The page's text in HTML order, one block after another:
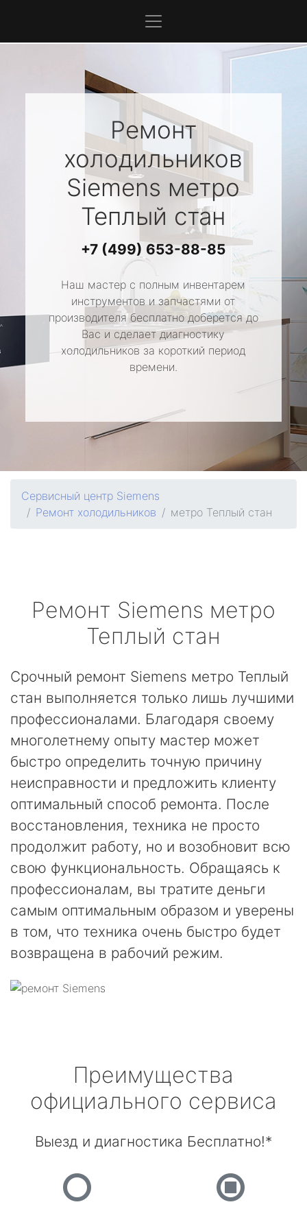
Ремонт
холодильников
Siemens метро
Теплый стан
+7 (499) 653-88-85
Наш мастер с полным инвентарем
инструментов и запчастями от
производителя бесплатно доберется до
Вас и сделает диагностику
холодильников за короткий период
времени.
Сервисный центр Siemens
Ремонт холодильников
метро Теплый стан
Ремонт Siemens метро
Теплый стан
Срочный ремонт Siemens метро Теплый
стан выполняется только лишь лучшими
профессионалами. Благодаря своему
многолетнему опыту мастер может
быстро определить точную причину
неисправности и предложить клиенту
оптимальный способ ремонта. После
восстановления, техника не просто
продолжит работу, но и возобновит всю
свою функциональность. Обращаясь к
профессионалам, вы тратите деньги
самым оптимальным образом и уверены
в том, что техника очень быстро будет
возвращена в рабочий режим.
Преимущества
официального сервиса
Выезд и диагностика Бесплатно!*